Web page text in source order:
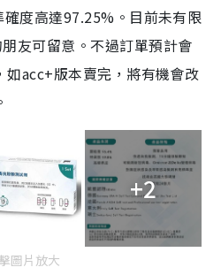
度高達97.25%。目前未有限
友可留意。不過訂單預計會
acc+版本賣完，將有機會改
+2
圖片放大